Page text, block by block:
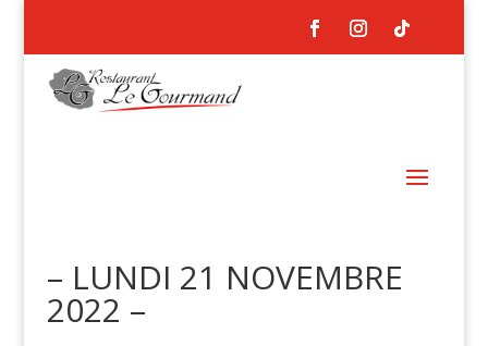
– LUNDI 21 NOVEMBRE
2022 –